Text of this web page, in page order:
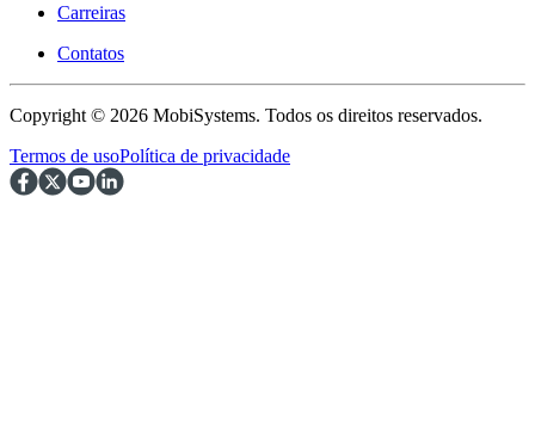
Carreiras
Contatos
Copyright © 2026 MobiSystems. Todos os direitos reservados.
Termos de usoPolítica de privacidade